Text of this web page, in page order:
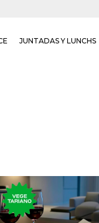
JUNTADAS Y LUNCHS